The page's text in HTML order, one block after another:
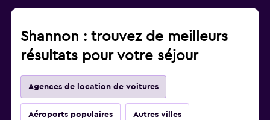
Shannon : trouvez de meilleurs
résultats pour votre séjour
Agences de location de voitures
Aéroports populaires Autres villes